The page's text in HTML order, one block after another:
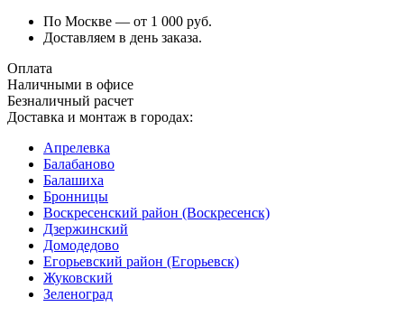
По Москве — от 1 000 руб.
Доставляем в день заказа.
Оплата
Наличными в офисе
Безналичный расчет
Доставка и монтаж в городах:
Апрелевка
Балабаново
Балашиха
Бронницы
Воскресенский район (Воскресенск)
Дзержинский
Домодедово
Егорьевский район (Егорьевск)
Жуковский
Зеленоград